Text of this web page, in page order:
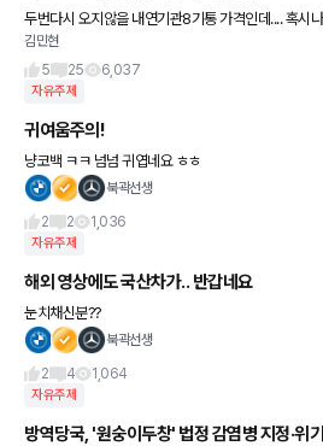
두번다시 오지않을 내연기관8기통 가격인데.... 혹시
없겠죠...??
김민현
5
25 6,037
자유주제
귀여움주의!
냥코백 ㅋㅋ 넘넘 귀엽네요 ㅎㅎ
북곽선생
2
2 1,036
자유주제
해외 영상에도 국산차가.. 반갑네요
눈치채신분??
북곽선생
2
4 1,064
자유주제
방역당국, '원숭이두창' 법정 감염병 지정·위